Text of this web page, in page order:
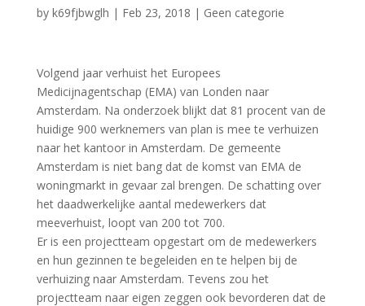
by k69fjbwglh | Feb 23, 2018 | Geen categorie
Volgend jaar verhuist het Europees
Medicijnagentschap (EMA) van Londen naar
Amsterdam. Na onderzoek blijkt dat 81 procent van de
huidige 900 werknemers van plan is mee te verhuizen
naar het kantoor in Amsterdam. De gemeente
Amsterdam is niet bang dat de komst van EMA de
woningmarkt in gevaar zal brengen. De schatting over
het daadwerkelijke aantal medewerkers dat
meeverhuist, loopt van 200 tot 700.
Er is een projectteam opgestart om de medewerkers
en hun gezinnen te begeleiden en te helpen bij de
verhuizing naar Amsterdam. Tevens zou het
projectteam naar eigen zeggen ook bevorderen dat de